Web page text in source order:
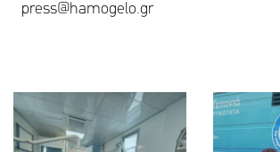
press@hamogelo.gr